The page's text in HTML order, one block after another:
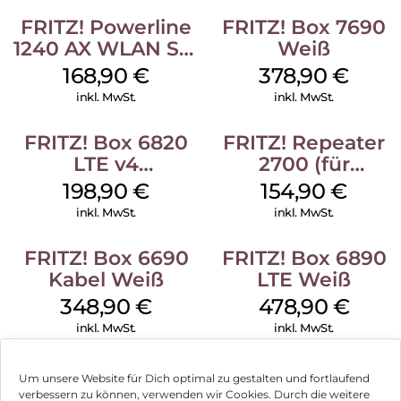
Um unsere Website für Dich optimal zu gestalten und fortlaufend
verbessern zu können, verwenden wir Cookies. Durch die weitere
Video on Demand oder Streaming. Dabei bleibt die
FRITZ!Box 7530 AX dank mehrerer Eco-Mode-Automatismen
stets sehr sparsam im Verbrauch (~ 6 Watt).
FRITZ! Powerline
1240 AX WLAN Set
Weiß
168,90€
inkl. MwSt.
FRITZ! Box 7690
Weiß
378,90€
inkl. MwSt.
FRITZ! Box 6820
LTE v4
(Tarifvermarktung)
Weiß
198,90€
inkl. MwSt.
FRITZ! Repeater
2700 (für
Tarifvermarktung)
Weiß
154,90€
inkl. MwSt.
FRITZ! Box 6690
Kabel Weiß
348,90€
inkl. MwSt.
FRITZ! Box 6890
LTE Weiß
478,90 €
inkl. MwSt.